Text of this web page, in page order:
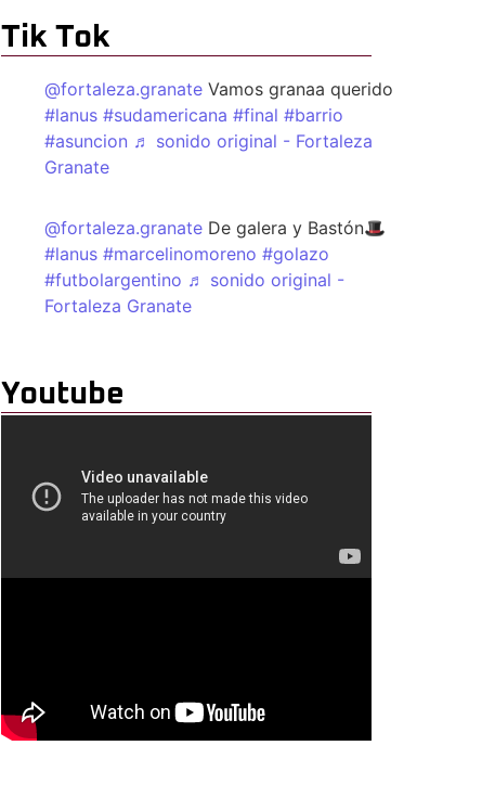
Tik Tok
@fortaleza.granate Vamos granaa querido
#lanus #sudamericana #final #barrio
#asuncion ♬ sonido original - Fortaleza
Granate
@fortaleza.granate De galera y Bastón🎩
#lanus #marcelinomoreno #golazo
#futbolargentino ♬ sonido original -
Fortaleza Granate
Youtube